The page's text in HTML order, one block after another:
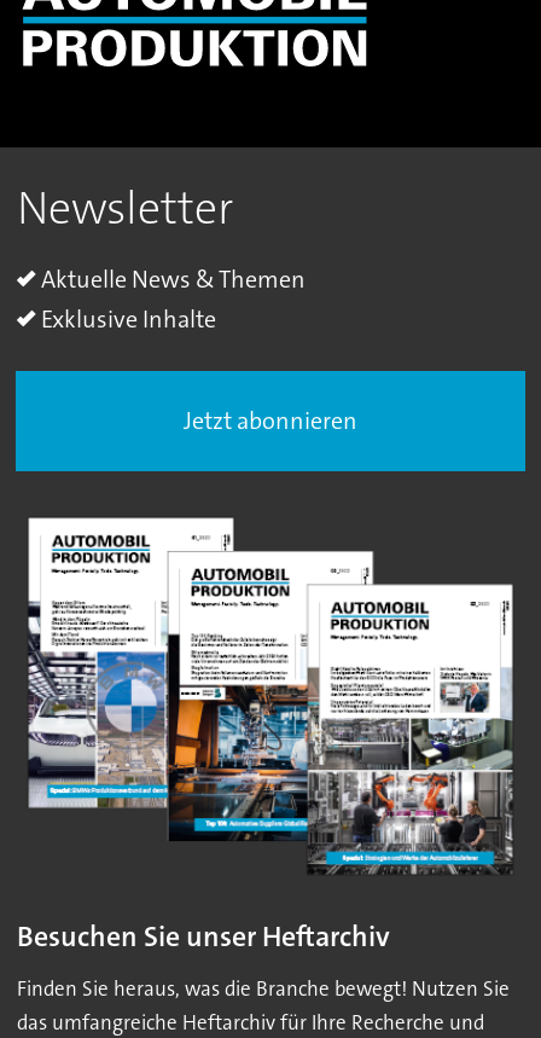
Newsletter
Aktuelle News & Themen
Exklusive Inhalte
Jetzt abonnieren
Besuchen Sie unser Heftarchiv
Finden Sie heraus, was die Branche bewegt! Nutzen Sie
das umfangreiche Heftarchiv für Ihre Recherche und